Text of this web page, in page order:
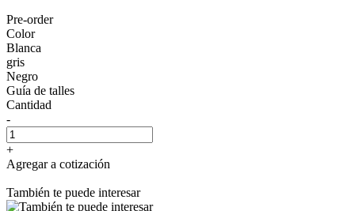
Pre-order
Color
Blanca
gris
Negro
Guía de talles
Cantidad
-
+
Agregar a cotización
También te puede interesar